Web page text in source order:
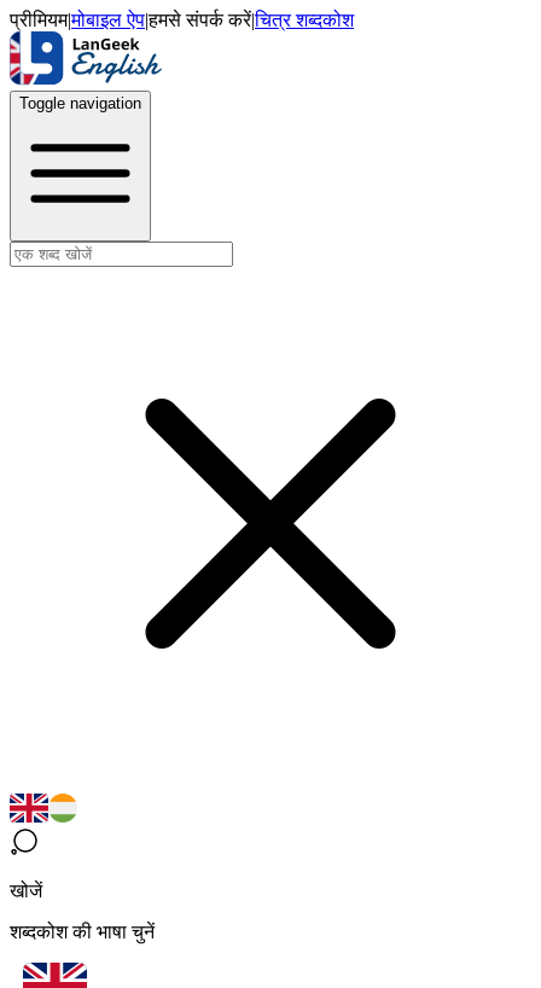
प्रीमियम|मोबाइल ऐप|हमसे संपर्क करें|चित्र शब्दकोश
Toggle navigation
खोजें
शब्दकोश की भाषा चुनें